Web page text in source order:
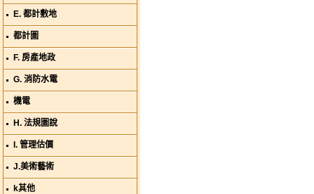
E. 都計敷地
都計圖
F. 房產地政
G. 消防水電
機電
H. 法規圖說
I. 管理估價
J.美術藝術
k其他